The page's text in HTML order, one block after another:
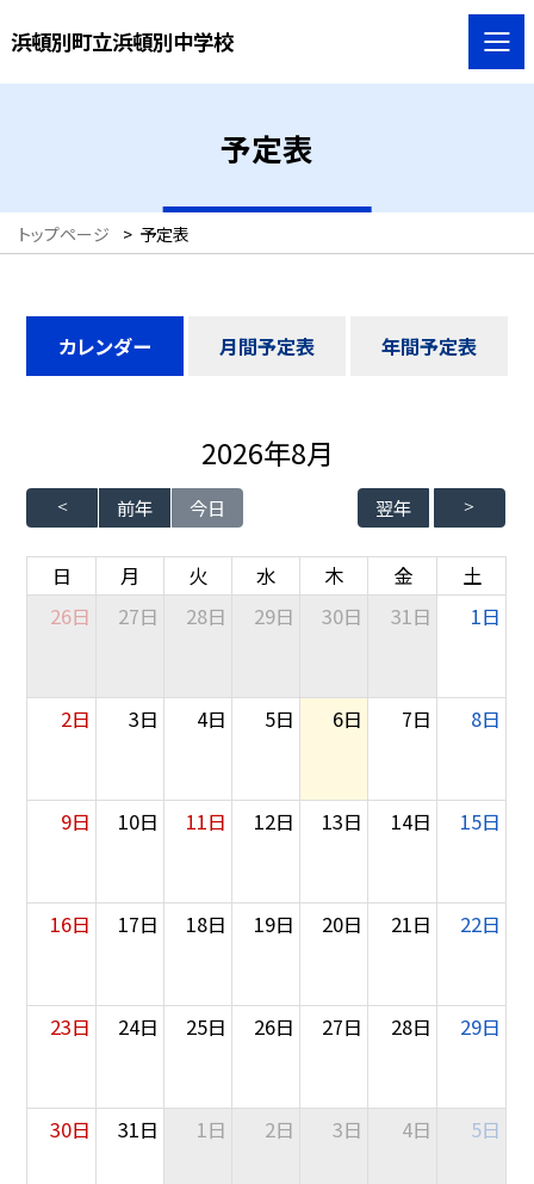
浜頓別町立浜頓別中学校
予定表
トップページ > 予定表
カレンダー 月間予定表 年間予定表
前年 今日
2026年8月
翌年
日 月 火 水 木 金
土
26日
27日 28日 29日 30日 31日 1日
2日 3日 4日 5日 6日 7日 8日
9日 10日 11日 12日 13日 14日 15日
16日 17日 18日 19日 20日 21日 22日
23日 24日 25日 26日 27日 28日 29日
30日 31日 1日 2日 3日 4日 5日